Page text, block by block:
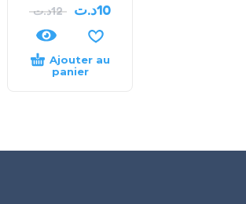
12د.ت 10د.ت
Ajouter au
panier